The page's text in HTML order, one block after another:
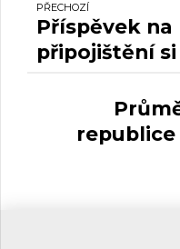
PŘECHOZÍ
Příspěvek na
připojištění